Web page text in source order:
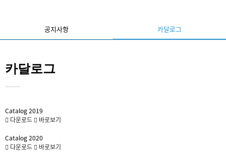
공지사항 카달로그
카달로그
Catalog 2019
다운로드
바로보기
Catalog 2020
다운로드
바로보기